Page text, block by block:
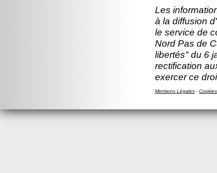
Les
à la diffusion
le service de
Nord Pas de
libertés" du 6
rectification
exercer ce
Mentions Légales - Cookies